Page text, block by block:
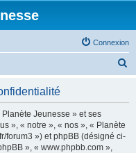
Connexion
Jeunesse » et ses
», « notre », « nos », « Planète
forum3 ») et phpBB (désigné ci-
», « www.phpbb.com »,